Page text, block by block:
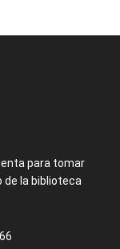
para tomar
de la biblioteca